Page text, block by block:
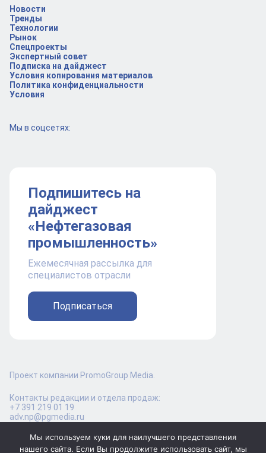
Новости
Тренды
Технологии
Рынок
Спецпроекты
Экспертный совет
Подписка на дайджест
Условия копирования материалов
Политика конфиденциальности
Условия
Мы в соцсетях:
Подпишитесь на
дайджест
«Нефтегазовая
промышленность»
Ежемесячная рассылка для
специалистов отрасли
Подписаться
Проект компании PromoGroup Media.
Контакты редакции и отдела продаж:
+7 391 219 01 19
adv.np@pgmedia.ru
Мы используем куки для наилучшего представления
нашего сайта. Если Вы продолжите использовать сайт, мы